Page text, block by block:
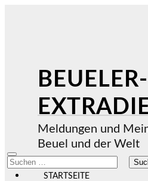
BEUELER-
Meldungen und
Beuel und der Welt
Mobile-
Menü
ein-/ausblenden
Suchen
nach:
STARTSEITE